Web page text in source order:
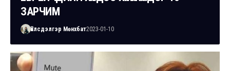
ЗАРЧИМ
Үйлсдэлгэр Мөнхбат2023-01-10